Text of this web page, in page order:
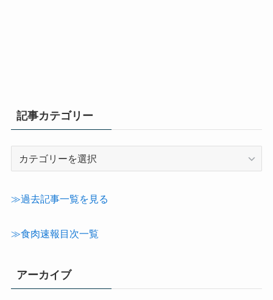
記事カテゴリー
テ
≫過去記事一覧を見る
≫食肉速報目次一覧
アーカイブ